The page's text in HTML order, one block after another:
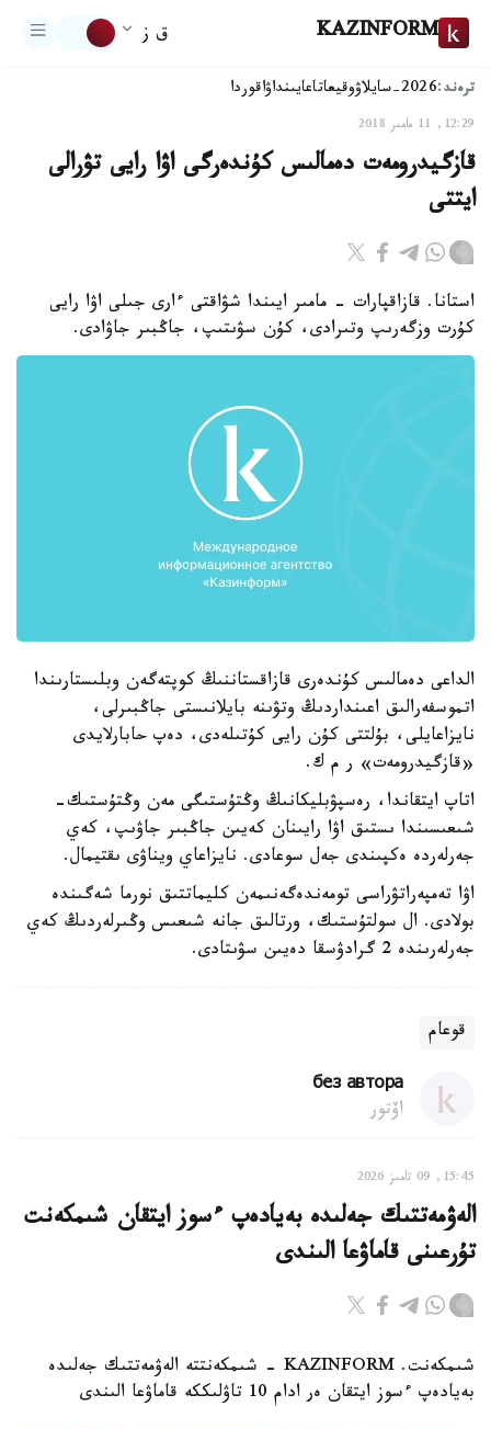
KAZINFORM ق ز
ترەند:2026-سايلاۋ وقيعاتاعايىنداۋاقوردا
12:29, 11 مامىر 2018
قازگيدرومەت دەمالىس كۇندەرگى اۋا رايى تۋرالى
ايتتى
استانا. قازاقپارات - مامىر ايىندا شۋاقتى ءارى جىلى اۋا رايى
كۇرت وزگەرىپ وتىرادى، كۇن سۋىتىپ، جاڭبىر جاۋادى.
الداعى دەمالىس كۇندەرى قازاقستاننىڭ كوپتەگەن وبلىستارىندا
اتموسفەرالىق اعىنداردىڭ وتۋىنە بايلانىستى جاڭبىرلى،
نايزاعايلى، بۇلتتى كۇن رايى كۇتىلەدى، دەپ حابارلايدى
«قازگيدرومەت» ر م ك.
اتاپ ايتقاندا، رەسپۋبليكانىڭ وڭتۇستىگى مەن وڭتۇستىك-
شىعىسىندا ىستىق اۋا رايىنان كەيىن جاڭبىر جاۋىپ، كەي
جەرلەردە ەكپىندى جەل سوعادى. نايزاعاي ويناۋى ىقتيمال.
اۋا تەمپەراتۋراسى تومەندەگەنىمەن كليماتتىق نورما شەگىندە
بولادى. ال سولتۇستىك، ورتالىق جانە شىعىس وڭىرلەردىڭ كەي
جەرلەرىندە 2 گرادۋسقا دەيىن سۋىتادى.
قوعام
без автора
اۆتور
15:45, 09 تامىز 2026
الەۋمەتتىك جەلىدە بەيادەپ ءسوز ايتقان شىمكەنت
تۇرعىنى قاماۋعا الىندى
شىمكەنت. KAZINFORM - شىمكەنتتە الەۋمەتتىك جەلىدە
بەيادەپ ءسوز ايتقان ەر ادام 10 تاۋلىككە قاماۋعا الىندى